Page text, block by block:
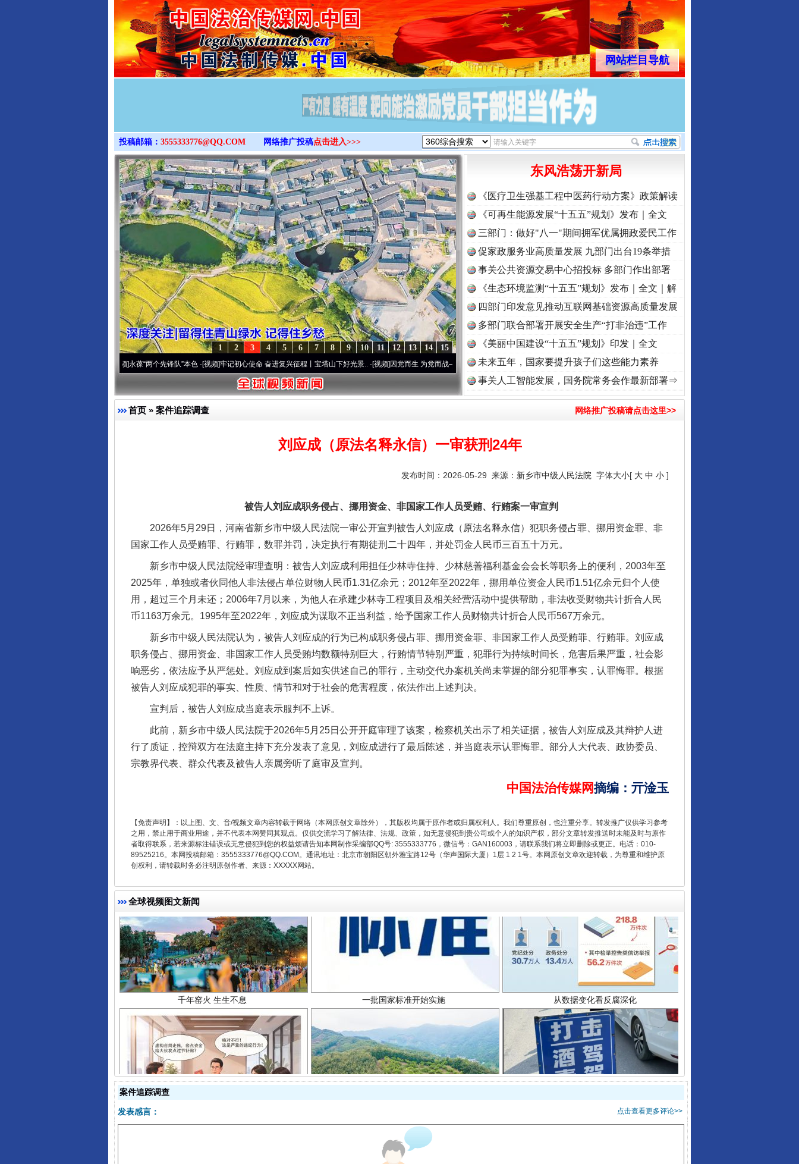
>
网站栏目导航
投稿邮箱： 3555333776@QQ.COM 网络推广投稿点击进入>>>
15
14
13
12
11
10
9
8
7
6
5
4
3
2
1
永葆“两个先锋队”本色·[视频]牢记初心使命 奋进复兴征程丨宝塔山下好光景..·[视频]因党而生 为党而战——百年“纪”事⑧加强纪律..·[视频]牢记初心使命 奋进复兴征程丨“转折之城”激荡..
东风浩荡开新局
《医疗卫生强基工程中医药行动方案》政策解读
《可再生能源发展“十五五”规划》发布｜全文
三部门：做好"八一"期间拥军优属拥政爱民工作
促家政服务业高质量发展 九部门出台19条举措
事关公共资源交易中心招投标 多部门作出部署
《生态环境监测“十五五”规划》发布｜全文｜解
读
四部门印发意见推动互联网基础资源高质量发展
多部门联合部署开展安全生产“打非治违”工作
《美丽中国建设“十五五”规划》印发｜全文
未来五年，国家要提升孩子们这些能力素养
事关人工智能发展，国务院常务会作最新部署⇒
首页 » 案件追踪调查 网络推广投稿请点击这里>>
刘应成（原法名释永信）一审获刑24年
发布时间：2026-05-29 来源： 新乡市中级人民法院 字体大小[ 大 中 小 ]
被告人刘应成职务侵占、挪用资金、非国家工作人员受贿、行贿案一审宣判
2026年5月29日，河南省新乡市中级人民法院一审公开宣判被告人刘应成（原法名释永信）犯职务侵占罪、挪用资金罪、非
国家工作人员受贿罪、行贿罪，数罪并罚，决定执行有期徒刑二十四年，并处罚金人民币三百五十万元。
新乡市中级人民法院经审理查明：被告人刘应成利用担任少林寺住持、少林慈善福利基金会会长等职务上的便利，2003年至
2025年，单独或者伙同他人非法侵占单位财物人民币1.31亿余元；2012年至2022年，挪用单位资金人民币1.51亿余元归个人使
用，超过三个月未还；2006年7月以来，为他人在承建少林寺工程项目及相关经营活动中提供帮助，非法收受财物共计折合人民
币1163万余元。1995年至2022年，刘应成为谋取不正当利益，给予国家工作人员财物共计折合人民币567万余元。
新乡市中级人民法院认为，被告人刘应成的行为已构成职务侵占罪、挪用资金罪、非国家工作人员受贿罪、行贿罪。刘应成
职务侵占、挪用资金、非国家工作人员受贿均数额特别巨大，行贿情节特别严重，犯罪行为持续时间长，危害后果严重，社会影
响恶劣，依法应予从严惩处。刘应成到案后如实供述自己的罪行，主动交代办案机关尚未掌握的部分犯罪事实，认罪悔罪。根据
被告人刘应成犯罪的事实、性质、情节和对于社会的危害程度，依法作出上述判决。
宣判后，被告人刘应成当庭表示服判不上诉。
此前，新乡市中级人民法院于2026年5月25日公开开庭审理了该案，检察机关出示了相关证据，被告人刘应成及其辩护人进
行了质证，控辩双方在法庭主持下充分发表了意见，刘应成进行了最后陈述，并当庭表示认罪悔罪。部分人大代表、政协委员、
宗教界代表、群众代表及被告人亲属旁听了庭审及宣判。
中国法治传媒网摘编 ： 亓淦玉
【免责声明】：以上图、文、音/视频文章内容转载于网络（本网原创文章除外），其版权均属于原作者或归属权利人。我们尊重原创，也注重分享。转发推广仅供学习参考
之用，禁止用于商业用途，并不代表本网赞同其观点。仅供交流学习了解法律、法规、政策，如无意侵犯到贵公司或个人的知识产权，部分文章转发推送时未能及时与原作
者取得联系，若来源标注错误或无意侵犯到您的权益烦请告知本网制作采编部QQ号: 3555333776，微信号：GAN160003，请联系我们将立即删除或更正。电话：010-
89525216。本网投稿邮箱：3555333776@QQ.COM。通讯地址：北京市朝阳区朝外雅宝路12号（华声国际大厦）1层 1 2 1号。本网原创文章欢迎转载，为尊重和维护原
创权利，请转载时务必注明原创作者、来源：XXXXX网站。
全球视频图文新闻
让核能赋能千行百业
千年窑火 生生不息 一批国家标准开始实施 从数据变化看反腐深化
揭开“小金库”的免责幌子 以产业富民促振兴 酒驾未被当场查获能处罚吗
案件追踪调查
点击查看更多评论>>
发表感言：